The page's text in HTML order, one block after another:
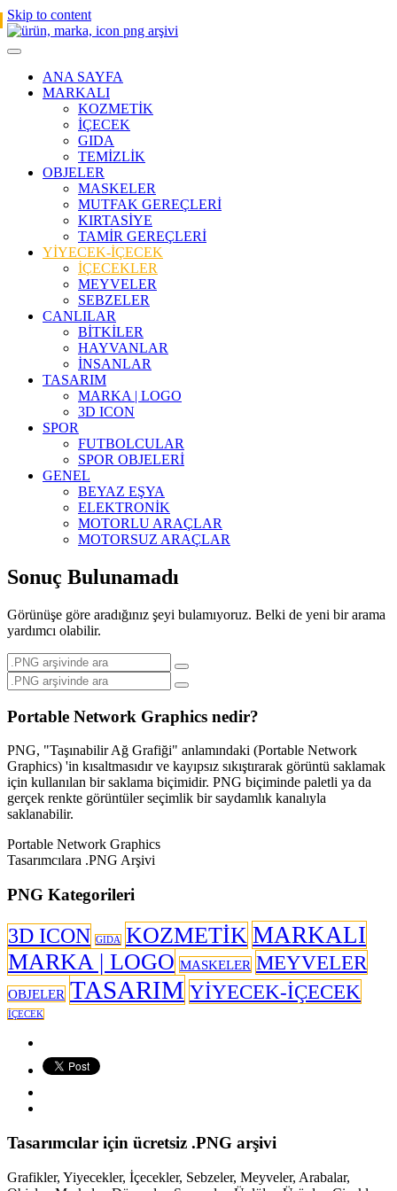
Skip to content
ANA SAYFA
MARKALI
KOZMETİK
İÇECEK
GIDA
TEMİZLİK
OBJELER
MASKELER
MUTFAK GEREÇLERİ
KIRTASİYE
TAMİR GEREÇLERİ
YİYECEK-İÇECEK
İÇECEKLER
MEYVELER
SEBZELER
CANLILAR
BİTKİLER
HAYVANLAR
İNSANLAR
TASARIM
MARKA | LOGO
3D ICON
SPOR
FUTBOLCULAR
SPOR OBJELERİ
GENEL
BEYAZ EŞYA
ELEKTRONİK
MOTORLU ARAÇLAR
MOTORSUZ ARAÇLAR
Sonuç Bulunamadı
Görünüşe göre aradığınız şeyi bulamıyoruz. Belki de yeni bir arama
yardımcı olabilir.
Portable Network Graphics nedir?
PNG, "Taşınabilir Ağ Grafiği" anlamındaki (Portable Network
Graphics) 'in kısaltmasıdır ve kayıpsız sıkıştırarak görüntü saklamak
için kullanılan bir saklama biçimidir. PNG biçiminde paletli ya da
gerçek renkte görüntüler seçimlik bir saydamlık kanalıyla
saklanabilir.
Portable Network Graphics
Tasarımcılara .PNG Arşivi
PNG Kategorileri
3D ICON GIDA KOZMETİK MARKALI
MARKA | LOGO MASKELER MEYVELER
OBJELER TASARIM YİYECEK-İÇECEK
İÇECEK
Tasarımcılar için ücretsiz .PNG arşivi
Grafikler, Yiyecekler, İçecekler, Sebzeler, Meyveler, Arabalar,